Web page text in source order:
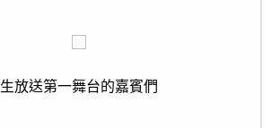
生放送第一舞台的嘉賓們